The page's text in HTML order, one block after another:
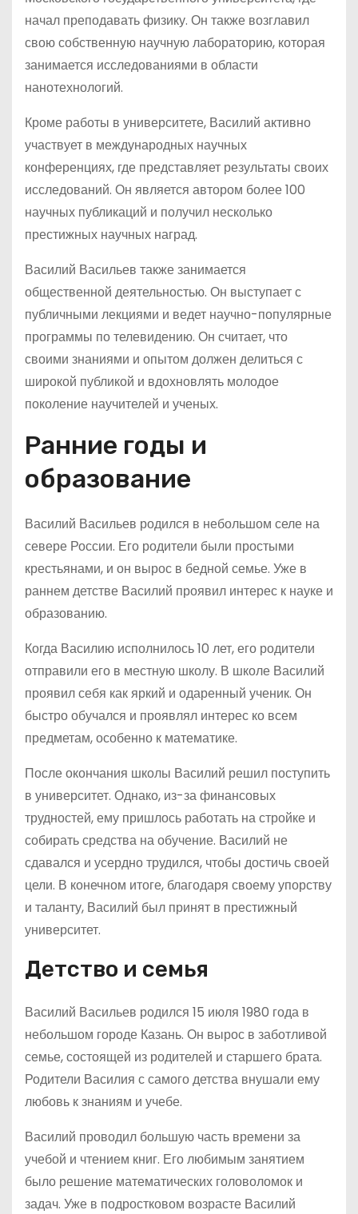
начал преподавать физику. Он также возглавил
свою собственную научную лабораторию, которая
занимается исследованиями в области
нанотехнологий.
Кроме работы в университете, Василий активно
участвует в международных научных
конференциях, где представляет результаты своих
исследований. Он является автором более 100
научных публикаций и получил несколько
престижных научных наград.
Василий Васильев также занимается
общественной деятельностью. Он выступает с
публичными лекциями и ведет научно-популярные
программы по телевидению. Он считает, что
своими знаниями и опытом должен делиться с
широкой публикой и вдохновлять молодое
поколение научителей и ученых.
Ранние годы и
образование
Василий Васильев родился в небольшом селе на
севере России. Его родители были простыми
крестьянами, и он вырос в бедной семье. Уже в
раннем детстве Василий проявил интерес к науке и
образованию.
Когда Василию исполнилось 10 лет, его родители
отправили его в местную школу. В школе Василий
проявил себя как яркий и одаренный ученик. Он
быстро обучался и проявлял интерес ко всем
предметам, особенно к математике.
После окончания школы Василий решил поступить
в университет. Однако, из-за финансовых
трудностей, ему пришлось работать на стройке и
собирать средства на обучение. Василий не
сдавался и усердно трудился, чтобы достичь своей
цели. В конечном итоге, благодаря своему упорству
и таланту, Василий был принят в престижный
университет.
Детство и семья
Василий Васильев родился 15 июля 1980 года в
небольшом городе Казань. Он вырос в заботливой
семье, состоящей из родителей и старшего брата.
Родители Василия с самого детства внушали ему
любовь к знаниям и учебе.
Василий проводил большую часть времени за
учебой и чтением книг. Его любимым занятием
было решение математических головоломок и
задач. Уже в подростковом возрасте Василий